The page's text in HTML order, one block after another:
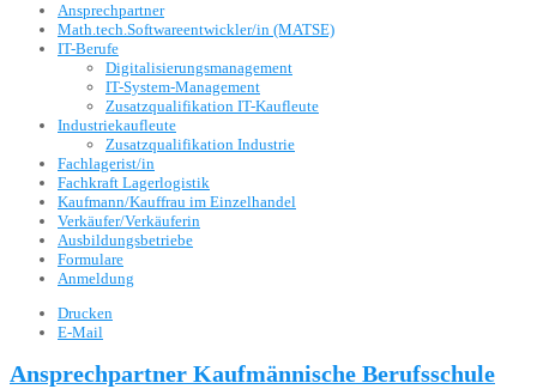
Ansprechpartner
Math.tech.Softwareentwickler/in (MATSE)
IT-Berufe
Digitalisierungsmanagement
IT-System-Management
Zusatzqualifikation IT-Kaufleute
Industriekaufleute
Zusatzqualifikation Industrie
Fachlagerist/in
Fachkraft Lagerlogistik
Kaufmann/Kauffrau im Einzelhandel
Verkäufer/Verkäuferin
Ausbildungsbetriebe
Formulare
Anmeldung
Drucken
E-Mail
Ansprechpartner Kaufmännische Berufsschule